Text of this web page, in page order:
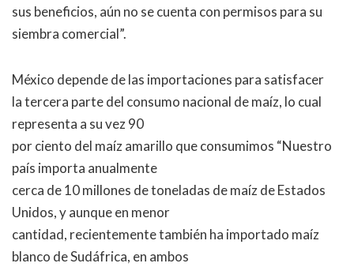
sus beneficios, aún no se cuenta con permisos para su
siembra comercial”.
México depende de las importaciones para satisfacer
la tercera parte del consumo nacional de maíz, lo cual
representa a su vez 90
por ciento del maíz amarillo que consumimos “Nuestro
país importa anualmente
cerca de 10 millones de toneladas de maíz de Estados
Unidos, y aunque en menor
cantidad, recientemente también ha importado maíz
blanco de Sudáfrica, en ambos